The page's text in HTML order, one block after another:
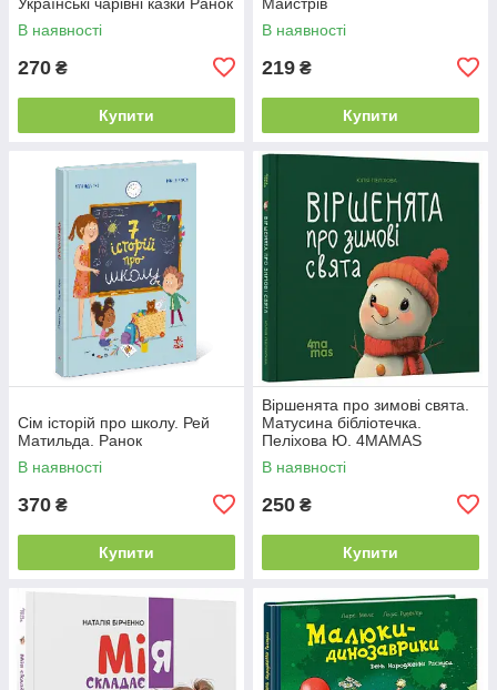
В наявності
270 ₴
Купити
В наявності
219 ₴
Купити
Сім історій про школу. Рей
Матильда. Ранок
В наявності
370 ₴
Купити
Віршенята про зимові свята.
Матусина бібліотечка.
Пеліхова Ю. 4MAMAS
В наявності
250 ₴
Купити